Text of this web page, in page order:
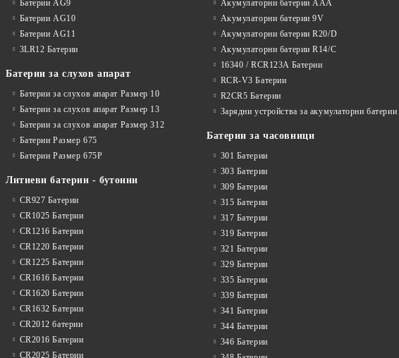
Батерии AG9
Батерии AG10
Батерии AG11
3LR12 Батерии
Батерии за слухов апарат
Батерии за слухов апарат Размер 10
Батерии за слухов апарат Размер 13
Батерии за слухов апарат Размер 312
Батерии Размер 675
Батерии Размер 675P
Литиеви батерии - бутонни
CR927 Батерии
CR1025 Батерии
CR1216 Батерии
CR1220 Батерии
CR1225 Батерии
CR1616 Батерии
CR1620 Батерии
CR1632 Батерии
CR2012 батерии
CR2016 Батерии
CR2025 Батерии
Акумулаторни батерии AAA
Акумулаторни батерии 9V
Акумулаторни батерии R20/D
Акумулаторни батерии R14/C
16340 / RCR123A Батерии
RCR-V3 Батерии
R2CR5 Батерии
Зарядни устройства за акумулаторни батерии
Батерии за часовници
301 Батерии
303 Батерии
309 Батерии
315 Батерии
317 Батерии
319 Батерии
321 Батерии
329 Батерии
335 Батерии
339 Батерии
341 Батерии
344 Батерии
346 Батерии